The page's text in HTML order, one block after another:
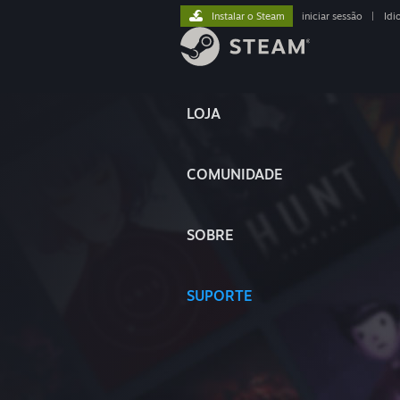
LOJA
COMUNIDADE
SOBRE
SUPORTE
Instalar o Steam iniciar sessão